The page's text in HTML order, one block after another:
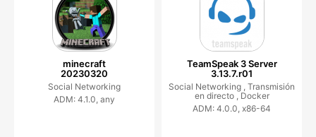
minecraft
20230320
Social Networking
ADM: 4.1.0, any
TeamSpeak 3 Server
3.13.7.r01
Social Networking , Transmisión
en directo ,Docker
ADM: 4.0.0, x86-64